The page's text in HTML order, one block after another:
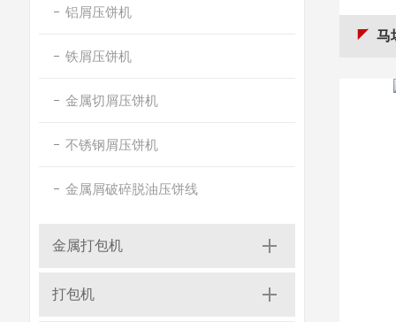
铝屑压饼机
铁屑压饼机
金属切屑压饼机
不锈钢屑压饼机
金属屑破碎脱油压饼线
金属打包机
打包机
马